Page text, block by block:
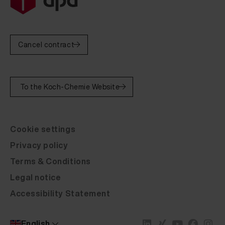
Fluid Leather Venjakob Leder cognac LV 20 ml
Fluid Leather Venjakob Leder fango LH 20 ml
Fluid Leather Venjakob Leder granit LC 20 ml
Fluid Leather Venjakob Leder grau LU 20 ml
Fluid Leather Venjakob Leder mocca LM 20 ml
Fluid Leather Venjakob Leder sahneweiß 20 ml
Fluid Leather Venjakob Leder sand LG 20 ml
Cancel contract
To the Koch-Chemie Website
Cookie settings
Privacy policy
Terms & Conditions
Legal notice
Accessibility Statement